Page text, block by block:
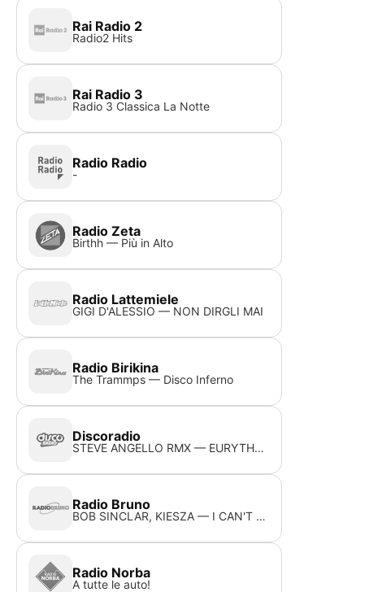
Rai Radio 2
Radio2 Hits
Rai Radio 3
Radio 3 Classica La Notte
Radio Radio
-
Radio Zeta
Birthh — Più in Alto
Radio Lattemiele
GIGI D'ALESSIO — NON DIRGLI MAI
Radio Birikina
The Trammps — Disco Inferno
Discoradio
STEVE ANGELLO RMX — EURYTHMICS - SWEET DREAMS
Radio Bruno
BOB SINCLAR, KIESZA — I CAN'T WAIT
Radio Norba
A tutte le auto!